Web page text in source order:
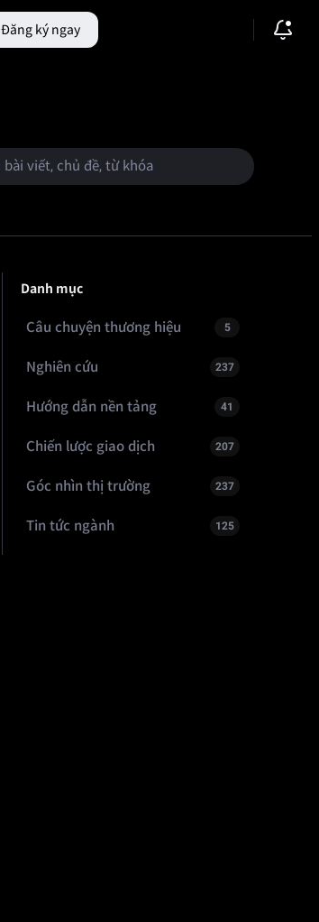
Đăng ký ngay
Danh mục
Câu chuyện thương hiệu 5
Nghiên cứu 237
Hướng dẫn nền tảng 41
Chiến lược giao dịch 207
Góc nhìn thị trường 237
Tin tức ngành 125